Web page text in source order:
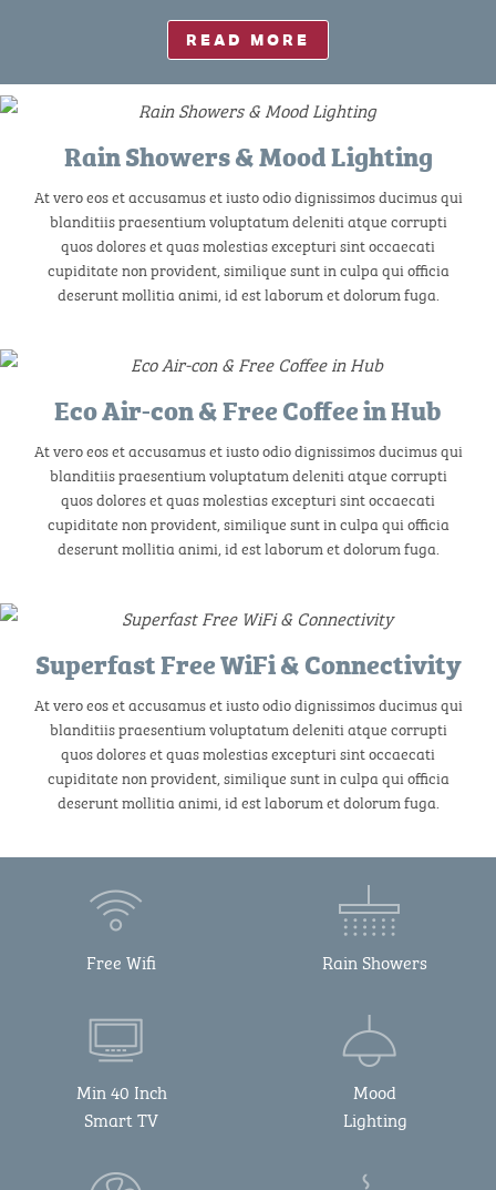
READ MORE
Rain Showers & Mood Lighting
At vero eos et accusamus et iusto odio dignissimos ducimus qui
blanditiis praesentium voluptatum deleniti atque corrupti
quos dolores et quas molestias excepturi sint occaecati
cupiditate non provident, similique sunt in culpa qui officia
deserunt mollitia animi, id est laborum et dolorum fuga.
Eco Air-con & Free Coffee in Hub
At vero eos et accusamus et iusto odio dignissimos ducimus qui
blanditiis praesentium voluptatum deleniti atque corrupti
quos dolores et quas molestias excepturi sint occaecati
cupiditate non provident, similique sunt in culpa qui officia
deserunt mollitia animi, id est laborum et dolorum fuga.
Superfast Free WiFi & Connectivity
At vero eos et accusamus et iusto odio dignissimos ducimus qui
blanditiis praesentium voluptatum deleniti atque corrupti
quos dolores et quas molestias excepturi sint occaecati
cupiditate non provident, similique sunt in culpa qui officia
deserunt mollitia animi, id est laborum et dolorum fuga.
Free Wifi Rain Showers
Min 40 Inch
Smart TV
Mood
Lighting